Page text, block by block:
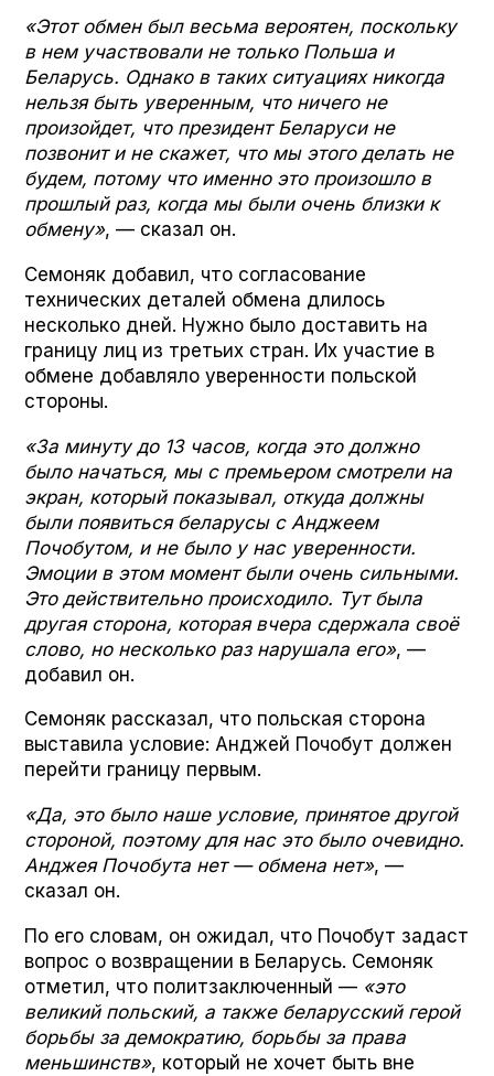
«Этот обмен был весьма вероятен, поскольку
в нем участвовали не только Польша и
Беларусь. Однако в таких ситуациях никогда
нельзя быть уверенным, что ничего не
произойдет, что президент Беларуси не
позвонит и не скажет, что мы этого делать не
будем, потому что именно это произошло в
прошлый раз, когда мы были очень близки к
обмену», — сказал он.
Семоняк добавил, что согласование
технических деталей обмена длилось
несколько дней. Нужно было доставить на
границу лиц из третьих стран. Их участие в
обмене добавляло уверенности польской
стороны.
«За минуту до 13 часов, когда это должно
было начаться, мы с премьером смотрели на
экран, который показывал, откуда должны
были появиться беларусы с Анджеем
Почобутом, и не было у нас уверенности.
Эмоции в этом момент были очень сильными.
Это действительно происходило. Тут была
другая сторона, которая вчера сдержала своё
слово, но несколько раз нарушала его», —
добавил он.
Семоняк рассказал, что польская сторона
выставила условие: Анджей Почобут должен
перейти границу первым.
«Да, это было наше условие, принятое другой
стороной, поэтому для нас это было очевидно.
Анджея Почобута нет — обмена нет», —
сказал он.
По его словам, он ожидал, что Почобут задаст
вопрос о возвращении в Беларусь. Семоняк
отметил, что политзаключенный — «это
великий польский, а также беларусский герой
борьбы за демократию, борьбы за права
меньшинств», который не хочет быть вне